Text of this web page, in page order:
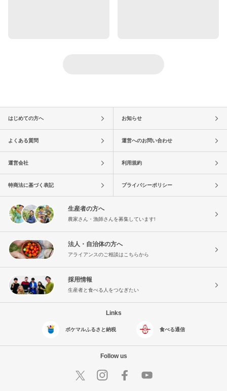
はじめての方へ お知らせ
よくある質問 運営へのお問い合わせ
運営会社 利用規約
特商法に基づく表記 プライバシーポリシー
生産者の方へ
農家さん・漁師さんを募集しています!
法人・自治体の方へ
アライアンスのご相談はこちらから
採用情報
生産者と食べる人をつなぎたい
Links
ポケマルふるさと納税 食べる通信
Follow us